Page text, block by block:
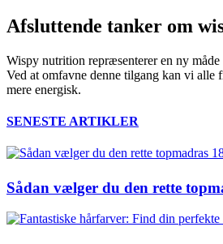
Afsluttende tanker om
Wispy nutrition repræsenterer en ny
Ved at omfavne denne tilgang kan vi alle
mere energisk.
SENESTE ARTIKLER
Sådan vælger du den rette